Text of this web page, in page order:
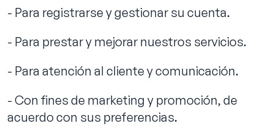
- Para registrarse y gestionar su cuenta.
- Para prestar y mejorar nuestros servicios.
- Para atención al cliente y comunicación.
- Con fines de marketing y promoción, de
acuerdo con sus preferencias.